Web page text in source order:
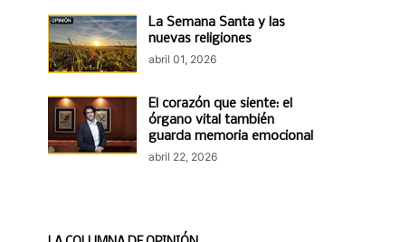
La Semana Santa y las
nuevas religiones
abril 01, 2026
El corazón que siente: el
órgano vital también
guarda memoria emocional
abril 22, 2026